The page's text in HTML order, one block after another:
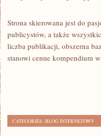
Strona skierowana jest do
publicystów, a także
liczba publikacji, obszerna
stanowi cenne kompendium
CATEGORIES: BLOG INTERNETOWY